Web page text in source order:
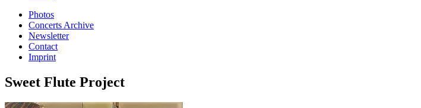
Photos
Concerts Archive
Newsletter
Contact
Imprint
Sweet Flute Project